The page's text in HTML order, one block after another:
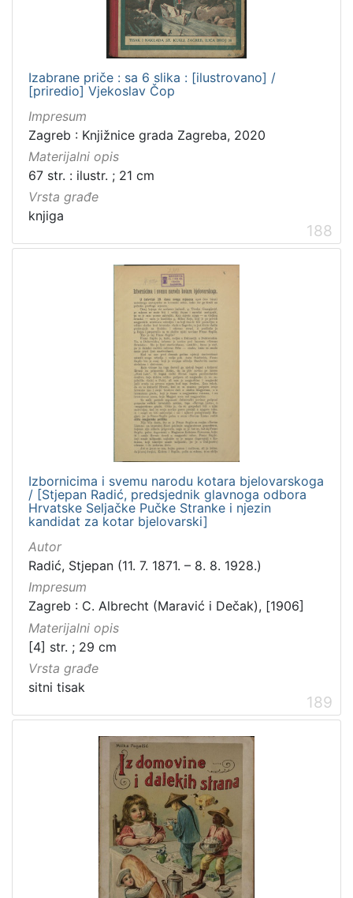
Izabrane priče : sa 6 slika : [ilustrovano] /
[priredio] Vjekoslav Čop
Impresum
Zagreb : Knjižnice grada Zagreba, 2020
Materijalni opis
67 str. : ilustr. ; 21 cm
Vrsta građe
knjiga
188
Izbornicima i svemu narodu kotara bjelovarskoga
/ [Stjepan Radić, predsjednik glavnoga odbora
Hrvatske Seljačke Pučke Stranke i njezin
kandidat za kotar bjelovarski]
Autor
Radić, Stjepan (11. 7. 1871. – 8. 8. 1928.)
Impresum
Zagreb : C. Albrecht (Maravić i Dečak), [1906]
Materijalni opis
[4] str. ; 29 cm
Vrsta građe
sitni tisak
189